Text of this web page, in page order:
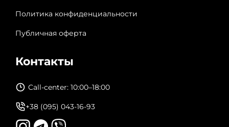
Политика конфиденциальности
Публичная оферта
Контакты
Call-center: 10:00–18:00
+38 (095) 043-16-93